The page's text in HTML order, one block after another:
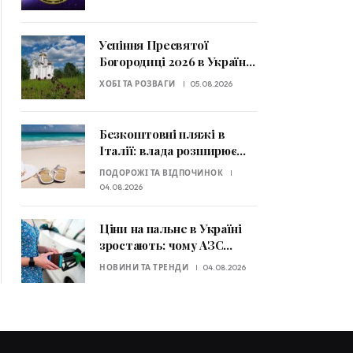
Успіння Пресвятої
Богородиці 2026 в Україні:
дата святкування та
ХОБІ ТА РОЗВАГИ 05.08.2026
Безкоштовні пляжі в
Італії: влада розширює
громадські узбережжя
для туристів
ПОДОРОЖІ ТА ВІДПОЧИНОК
04.08.2026
Ціни на пальне в Україні
зростають: чому АЗС
вводять ліміти та що буде
НОВИНИ ТА ТРЕНДИ 04.08.2026